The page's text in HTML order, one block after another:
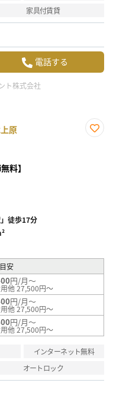
家具付賃貸
電話する
ト株式会社
原
料】
徒歩17分
安
円/月～
他 27,500円～
円/月～
他 27,500円～
円/月～
他 27,500円～
インターネット無料
オートロック